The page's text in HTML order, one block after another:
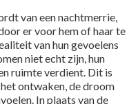
van een nachtmerrie,
er voor hem of haar te
van hun gevoelens
niet echt zijn, hun
ruimte verdient. Dit is
ontwaken, de droom
In plaats van de